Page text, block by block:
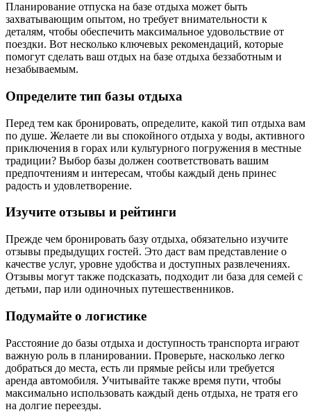
Планирование отпуска на базе отдыха может быть
захватывающим опытом, но требует внимательности к
деталям, чтобы обеспечить максимальное удовольствие от
поездки. Вот несколько ключевых рекомендаций, которые
помогут сделать ваш отдых на базе отдыха беззаботным и
незабываемым.
Определите тип базы отдыха
Перед тем как бронировать, определите, какой тип отдыха вам
по душе. Желаете ли вы спокойного отдыха у воды, активного
приключения в горах или культурного погружения в местные
традиции? Выбор базы должен соответствовать вашим
предпочтениям и интересам, чтобы каждый день принес
радость и удовлетворение.
Изучите отзывы и рейтинги
Прежде чем бронировать базу отдыха, обязательно изучите
отзывы предыдущих гостей. Это даст вам представление о
качестве услуг, уровне удобства и доступных развлечениях.
Отзывы могут также подсказать, подходит ли база для семей с
детьми, пар или одиночных путешественников.
Подумайте о логистике
Расстояние до базы отдыха и доступность транспорта играют
важную роль в планировании. Проверьте, насколько легко
добраться до места, есть ли прямые рейсы или требуется
аренда автомобиля. Учитывайте также время пути, чтобы
максимально использовать каждый день отдыха, не тратя его
на долгие переезды.